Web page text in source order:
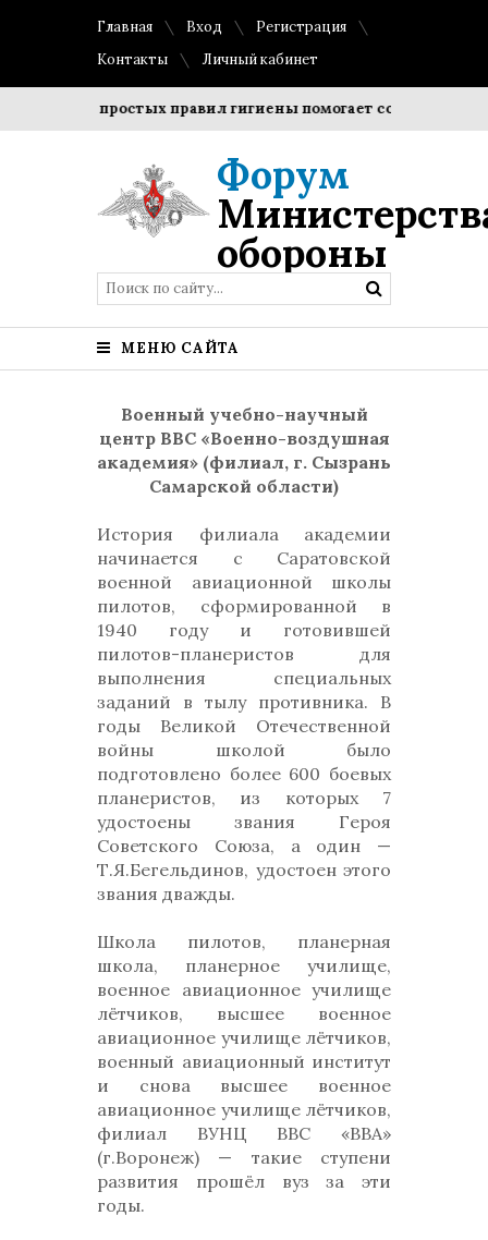
Главная Вход
Регистрация
Контакты
Личный кабинет
простых правил гигиены помогает сохранить
Форум
обороны
МЕНЮ САЙТА
Военный учебно-научный
центр ВВС «Военно-воздушная
академия» (филиал, г. Сызрань
Самарской области)
История филиала академии
начинается с Саратовской
военной авиационной школы
пилотов, сформированной в
1940 году и готовившей
пилотов-планеристов для
выполнения специальных
заданий в тылу противника. В
годы Великой Отечественной
войны школой было
подготовлено более 600 боевых
планеристов, из которых 7
удостоены звания Героя
Советского Союза, а один —
Т.Я.Бегельдинов, удостоен этого
звания дважды.
Школа пилотов, планерная
школа, планерное училище,
военное авиационное училище
лётчиков, высшее военное
авиационное училище лётчиков,
военный авиационный институт
и снова высшее военное
авиационное училище лётчиков,
филиал ВУНЦ ВВС «ВВА»
(г.Воронеж) — такие ступени
развития прошёл вуз за эти
годы.